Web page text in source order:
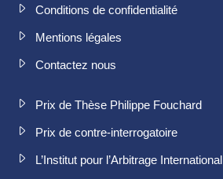
Conditions de confidentialité
Mentions légales
Contactez nous
Prix de Thèse Philippe Fouchard
Prix de contre-interrogatoire
L’Institut pour l’Arbitrage International